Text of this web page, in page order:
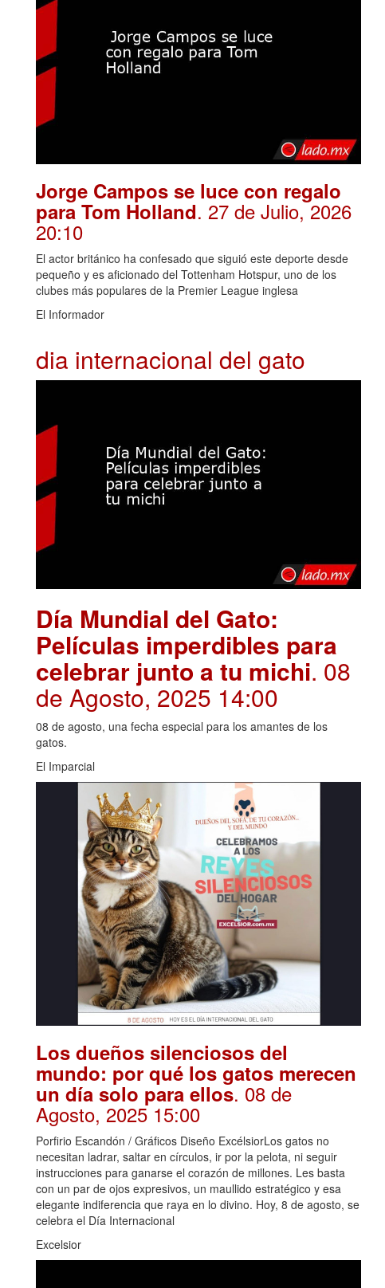
Jorge Campos se luce con regalo
para Tom Holland. 27 de Julio, 2026
20:10
El actor británico ha confesado que siguió este deporte desde
pequeño y es aficionado del Tottenham Hotspur, uno de los
clubes más populares de la Premier League inglesa
El Informador
dia internacional del gato
Día Mundial del Gato:
Películas imperdibles para
celebrar junto a tu michi. 08
de Agosto, 2025 14:00
08 de agosto, una fecha especial para los amantes de los
gatos.
El Imparcial
Los dueños silenciosos del
mundo: por qué los gatos merecen
un día solo para ellos. 08 de
Agosto, 2025 15:00
Porfirio Escandón / Gráficos Diseño ExcélsiorLos gatos no
necesitan ladrar, saltar en círculos, ir por la pelota, ni seguir
instrucciones para ganarse el corazón de millones. Les basta
con un par de ojos expresivos, un maullido estratégico y esa
elegante indiferencia que raya en lo divino. Hoy, 8 de agosto, se
celebra el Día Internacional
Excelsior